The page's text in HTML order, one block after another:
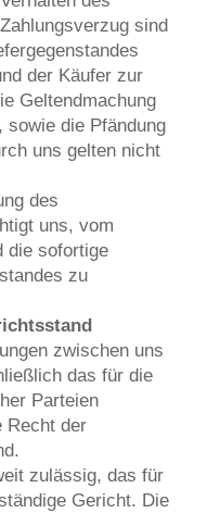
sind
der Käufer zur
Geltendmachung
sowie die Pfändung
uns gelten nicht
des
uns, vom
die sofortige
zu
zwischen uns
das für die
Parteien
Recht der
zulässig, das für
Gericht. Die